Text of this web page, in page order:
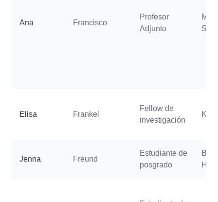
Ana Francisco
Profesor
Adjunto
Elisa Frankel
Fellow de
investigación
Jenna Freund
Estudiante de
posgrado